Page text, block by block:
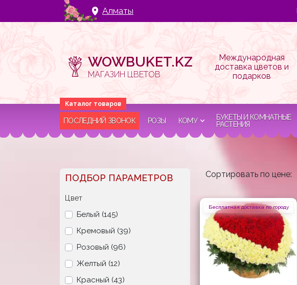
Алматы
WOWBUKET.KZ
МАГАЗИН ЦВЕТОВ
Международная
доставка цветов и
подарков
ПОСЛЕДНИЙ ЗВОНОК РОЗЫ КОМУ
БУКЕТЫ И КОМНАТНЫЕ
РАСТЕНИЯ
ПОДБОР ПАРАМЕТРОВ
Цвет
Белый (145)
Кремовый (39)
Розовый (96)
Желтый (12)
Красный (43)
Сортировать по цене:
Бесплатная доставка по городу